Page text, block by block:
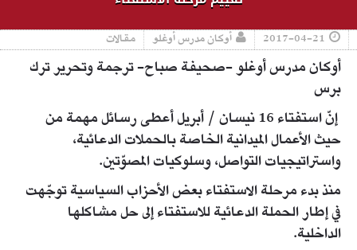
2017-04-21 أوكان مدرس أوغلو مقالات
أوكان مدرس أوغلو -صحيفة صباح- ترجمة وتحرير ترك
برس
إنّ استفتاء 16 نيسان / أبريل أعطى رسائل مهمة من
حيث الأعمال الميدانية الخاصة بالحملات الدعائية،
واستراتيجيات التواصل، وسلوكيات المصوّتين.
منذ بدء مرحلة الاستفتاء بعض الأحزاب السياسية توجّهت
في إطار الحملة الدعائية للاستفتاء إلى حل مشاكلها
الداخلية.